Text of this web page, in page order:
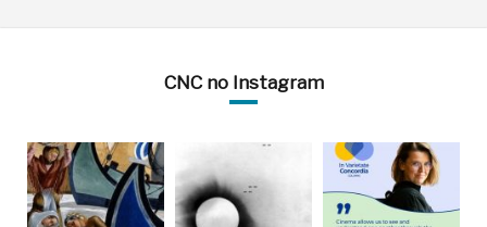
CNC no Instagram